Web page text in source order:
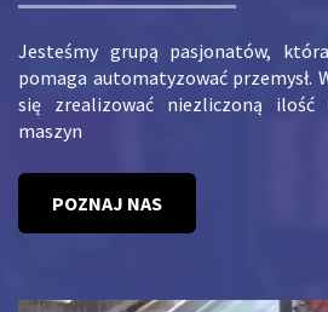
Jesteśmy grupą pasjonatów,
pomaga automatyzować przemysł.
się zrealizować niezliczoną ilość
maszyn
POZNAJ NAS